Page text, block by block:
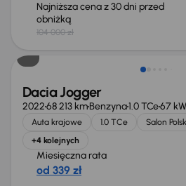
Najniższa cena z 30 dni przed
obniżką
104 000 zł
Świeżo skupione
Dacia Jogger
202268 213 kmBenzyna1.0 TCe67 kW
Auta krajowe 1.0 TCe Salon
+4 kolejnych
Miesięczna rata
od 339 zł